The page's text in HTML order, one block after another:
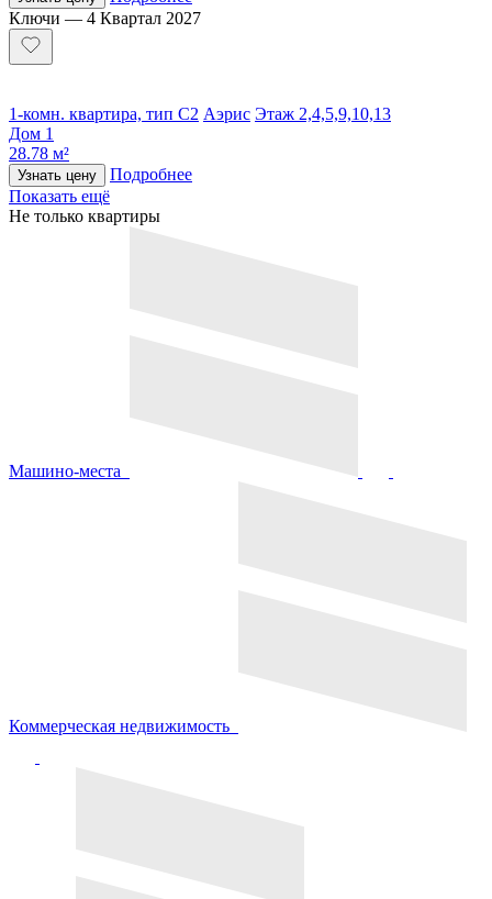
Ключи — 4 Квартал 2027
1-комн. квартира, тип С2 Аэрис Этаж 2,4,5,9,10,13
Дом 1
28.78 м²
Узнать цену
Подробнее
Показать ещё
Не только квартиры
Машино-места
Коммерческая недвижимость